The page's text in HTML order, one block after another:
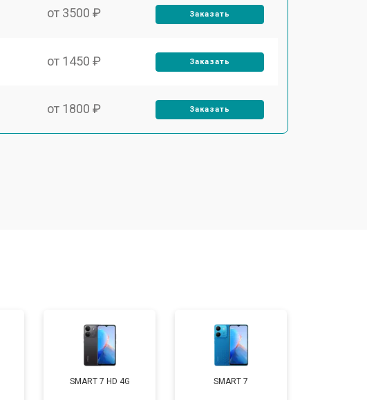
от 3500 ₽ Заказать
от 1450 ₽ Заказать
от 1800 ₽ Заказать
от 2700 ₽
SMART 7 HD 4G SMART 7